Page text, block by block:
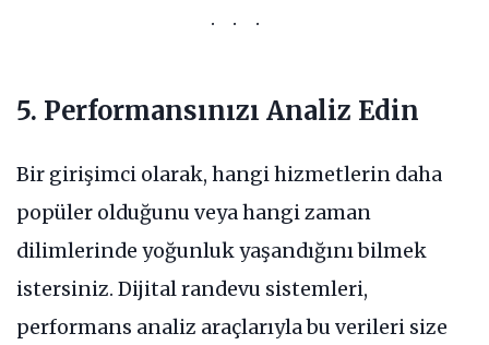
5. Performansınızı Analiz Edin
Bir girişimci olarak, hangi hizmetlerin daha
popüler olduğunu veya hangi zaman
dilimlerinde yoğunluk yaşandığını bilmek
istersiniz. Dijital randevu sistemleri,
performans analiz araçlarıyla bu verileri size